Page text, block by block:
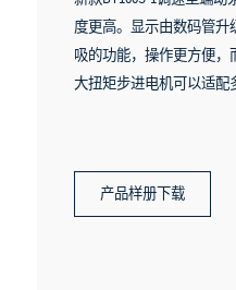
度更高。显示由数码管
吸的功能，操作更方便，
大扭矩步进电机可以适配
产品样册下载